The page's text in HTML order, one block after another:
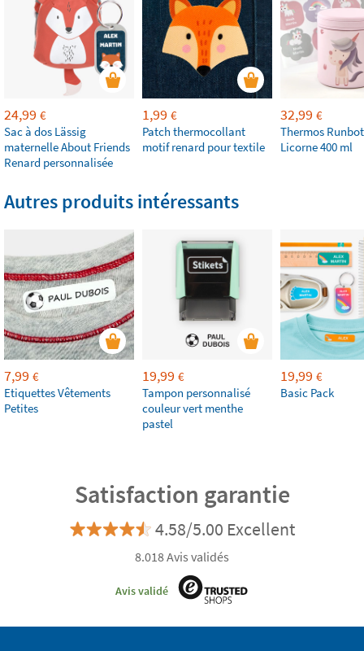
24,99 €
Sac à dos Lässig
maternelle About Friends
Renard personnalisée
1,99 €
Patch thermocollant
motif renard pour textile
32,99 €
Thermos
Licorne 400 ml
Autres produits intéressants
7,99 €
Etiquettes Vêtements
Petites
19,99 €
Tampon personnalisé
couleur vert menthe
pastel
19,99 €
Basic Pack
Satisfaction garantie
4.58/5.00 Excellent
8.018 Avis validés
Avis validé